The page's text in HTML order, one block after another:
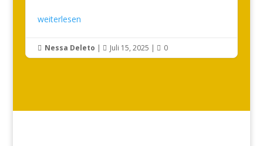
weiterlesen
 Nessa Deleto |  Juli 15, 2025 |  0